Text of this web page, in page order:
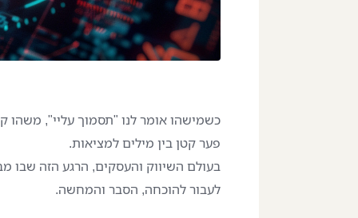
כשמישהו אומר לנו "תסמוך עליי", משהו
פער קטן בין מילים למציאות.
בעולם השיווק והעסקים, הרגע הזה שבו
לעבור להוכחה, הסבר והמחשה.